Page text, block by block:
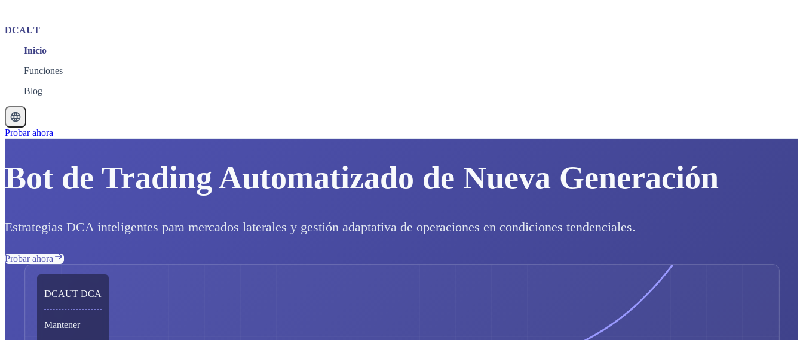
DCAUT
Inicio
Funciones
Blog
Probar ahora
Bot de Trading Automatizado de Nueva Generación
Estrategias DCA inteligentes para mercados laterales y gestión adaptativa de operaciones en condiciones tendenciales.
Probar ahora
DCAUT DCA
Mantener